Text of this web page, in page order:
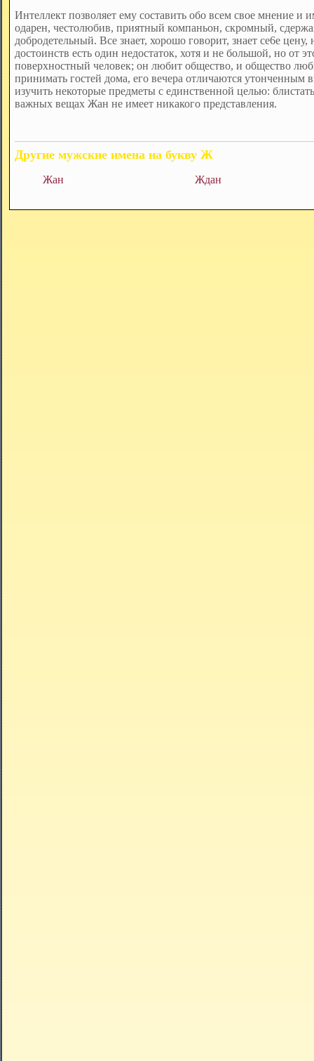
Интеллект позволяет ему составить обо всем свое мнение и
одарен, честолюбив, приятный компаньон, скромный,
добродетельный. Все знает, хорошо говорит, знает ce6е
достоинств есть один недостаток, хотя и не большой, но от
поверхностный человек; он любит общество, и общество
принимать гостей дома, его вечера отличаются утонченным
изучить некоторые предметы с единственной целью:
важных вещах Жан не имеет никакого представления.
Другие мужские имена на букву Ж
Жан Ждан